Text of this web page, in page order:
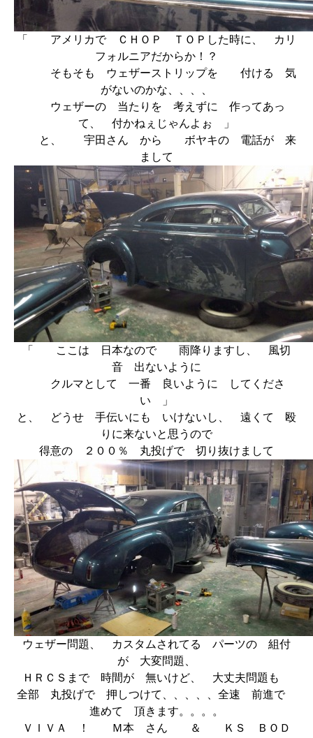
「 アメリカで ＣＨＯＰ ＴＯＰした時に、 カリ
フォルニアだからか！？
そもそも ウェザーストリップを 付ける 気
がないのかな、、、、
ウェザーの 当たりを 考えずに 作ってあっ
て、 付かねぇじゃんよぉ 」
と、 宇田さん から ボヤキの 電話が 来
まして
「 ここは 日本なので 雨降りますし、 風切
音 出ないように
クルマとして 一番 良いように してくださ
い 」
と、 どうせ 手伝いにも いけないし、 遠くて 殴
りに来ないと思うので
得意の ２００％ 丸投げで 切り抜けまして
ウェザー問題、 カスタムされてる パーツの 組付
が 大変問題、
ＨＲＣＳまで 時間が 無いけど、 大丈夫問題も
全部 丸投げで 押しつけて、、、、、全速 前進で
進めて 頂きます。。。。
ＶＩＶＡ ！ Ｍ本 さん ＆ ＫＳ ＢＯＤ